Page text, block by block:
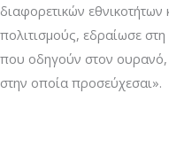
διαφορετικών εθνικοτήτων
πολιτισμούς, εδραίωσε
που οδηγούν στον
στην οποία προσεύχεσαι».